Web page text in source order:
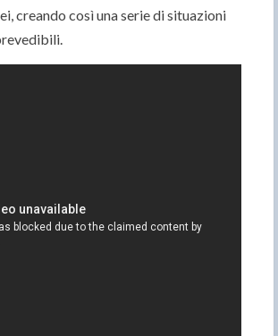
creando così una serie di situazioni